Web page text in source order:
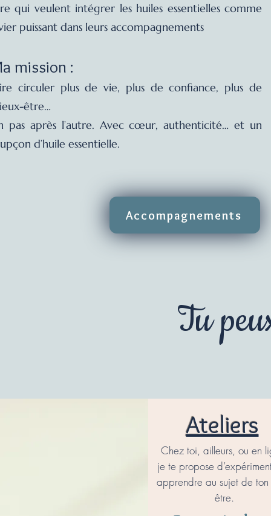
qui veulent intégrer les huiles essentielles comme
puissant dans leurs accompagnements
mission :
circuler plus de vie, plus de confiance, plus de
être…
pas après l’autre. Avec cœur, authenticité… et un
d’huile essentielle.
Accompagnements
Tu
Ateliers
Chez toi, ailleurs, ou en
je te propose
apprendre au sujet de ton
être.